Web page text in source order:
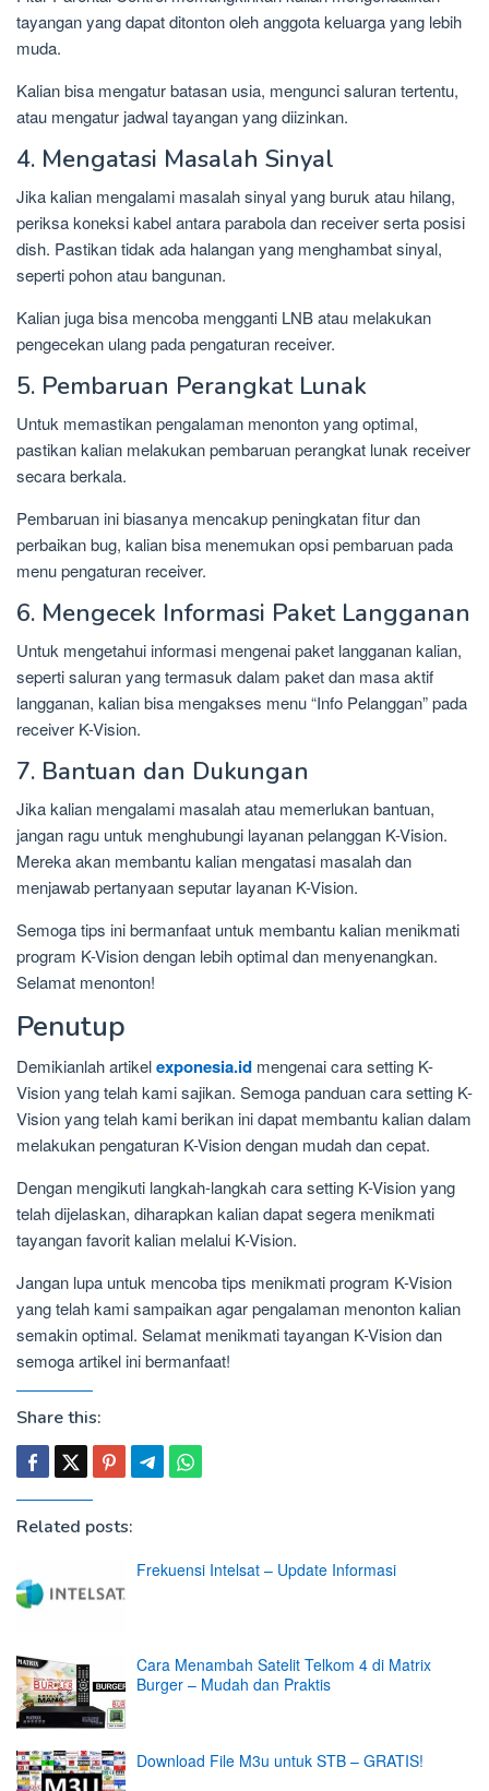
tayangan yang dapat ditonton oleh anggota keluarga yang lebih
muda.
Kalian bisa mengatur batasan usia, mengunci saluran tertentu,
atau mengatur jadwal tayangan yang diizinkan.
4. Mengatasi Masalah Sinyal
Jika kalian mengalami masalah sinyal yang buruk atau hilang,
periksa koneksi kabel antara parabola dan receiver serta posisi
dish. Pastikan tidak ada halangan yang menghambat sinyal,
seperti pohon atau bangunan.
Kalian juga bisa mencoba mengganti LNB atau melakukan
pengecekan ulang pada pengaturan receiver.
5. Pembaruan Perangkat Lunak
Untuk memastikan pengalaman menonton yang optimal,
pastikan kalian melakukan pembaruan perangkat lunak receiver
secara berkala.
Pembaruan ini biasanya mencakup peningkatan fitur dan
perbaikan bug, kalian bisa menemukan opsi pembaruan pada
menu pengaturan receiver.
6. Mengecek Informasi Paket Langganan
Untuk mengetahui informasi mengenai paket langganan kalian,
seperti saluran yang termasuk dalam paket dan masa aktif
langganan, kalian bisa mengakses menu “Info Pelanggan” pada
receiver K-Vision.
7. Bantuan dan Dukungan
Jika kalian mengalami masalah atau memerlukan bantuan,
jangan ragu untuk menghubungi layanan pelanggan K-Vision.
Mereka akan membantu kalian mengatasi masalah dan
menjawab pertanyaan seputar layanan K-Vision.
Semoga tips ini bermanfaat untuk membantu kalian menikmati
program K-Vision dengan lebih optimal dan menyenangkan.
Selamat menonton!
Penutup
Demikianlah artikelexponesia.id mengenai cara setting K-
Vision yang telah kami sajikan. Semoga panduan cara setting K-
Vision yang telah kami berikan ini dapat membantu kalian dalam
melakukan pengaturan K-Vision dengan mudah dan cepat.
Dengan mengikuti langkah-langkah cara setting K-Vision yang
telah dijelaskan, diharapkan kalian dapat segera menikmati
tayangan favorit kalian melalui K-Vision.
Jangan lupa untuk mencoba tips menikmati program K-Vision
yang telah kami sampaikan agar pengalaman menonton kalian
semakin optimal. Selamat menikmati tayangan K-Vision dan
semoga artikel ini bermanfaat!
Share this:
Related posts:
Frekuensi Intelsat – Update Informasi
Cara Menambah Satelit Telkom 4 di Matrix
Burger – Mudah dan Praktis
Download File M3u untuk STB – GRATIS!